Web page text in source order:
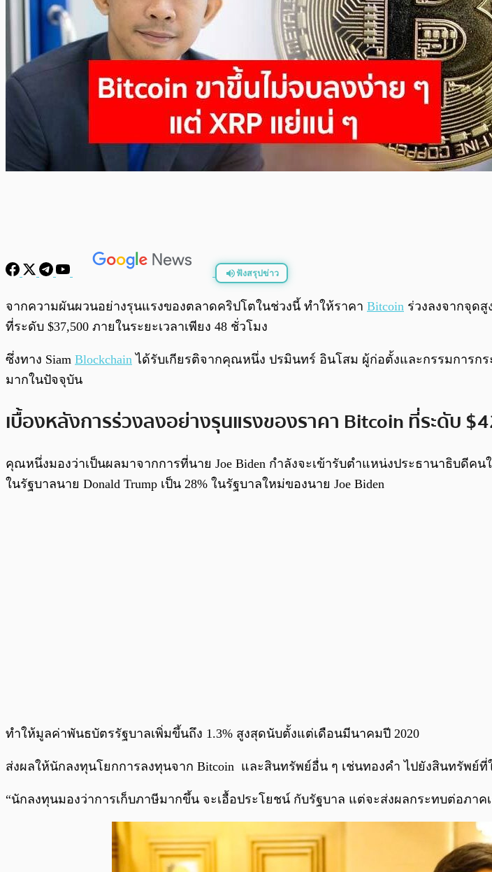
ฟังสรุปข่าว
พร้อมเล่น
จากความผันผวนอย่างรุนแรงของตลาดคริปโตในช่วงนี้ ทำให้ราคา Bitcoin ร่วงลงจากจุด
ที่ระดับ $37,500 ภายในระยะเวลาเพียง 48 ชั่วโมง
ซึ่งทาง Siam Blockchain ได้รับเกียรติจากคุณหนึ่ง ปรมินทร์ อินโสม ผู้ก่อตั้งและกรรมการกร
มากในปัจจุบัน
เบื้องหลังการร่วงลงอย่างรุนแรงของราคา Bitcoin ที่ระดับ
คุณหนึ่งมองว่าเป็นผลมาจากการที่นาย Joe Biden กำลังจะเข้ารับตำแหน่งประธานาธิบดีค
ในรัฐบาลนาย Donald Trump เป็น 28% ในรัฐบาลใหม่ของนาย Joe Biden
ทำให้มูลค่าพันธบัตรรัฐบาลเพิ่มขึ้นถึง 1.3% สูงสุดนับตั้งแต่เดือนมีนาคมปี 2020
ส่งผลให้นักลงทุนโยกการลงทุนจาก Bitcoin และสินทรัพย์อื่น ๆ เช่นทองคำ ไปยังสินทรัพย์
“นักลงทุนมองว่าการเก็บภาษีมากขึ้น จะเอื้อประโยชน์ กับรัฐบาล แต่จะส่งผลกระทบต่อภ